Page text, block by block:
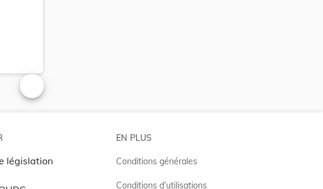
Changer la taille du texte
législation
EN PLUS
Conditions générales
Conditions d’utilisations